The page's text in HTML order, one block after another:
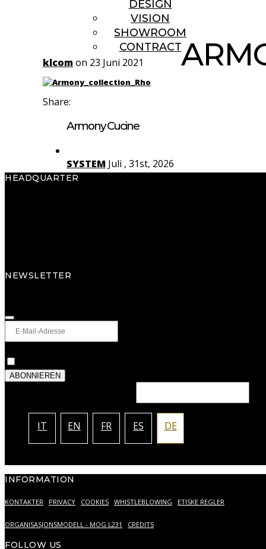
DESIGN
VISION
SHOWROOM
CONTRACT
klcomon 23 Juni 2021
Share:
Armony Cucine
SYSTEM Juli , 31st, 2026
HEADQUARTER
NEWSLETTER
ABONNIEREN
IT EN FR ES DE
INFORMATION
KONTAKTER PRIVACY COOKIES WHISTLEBLOWING ETISKE REGLER
ORGANISASJONSMODELL - MOG L231 CREDITS
FOLLOW US